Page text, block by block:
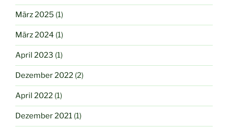
März 2025 (1)
März 2024 (1)
April 2023 (1)
Dezember 2022 (2)
April 2022 (1)
Dezember 2021 (1)